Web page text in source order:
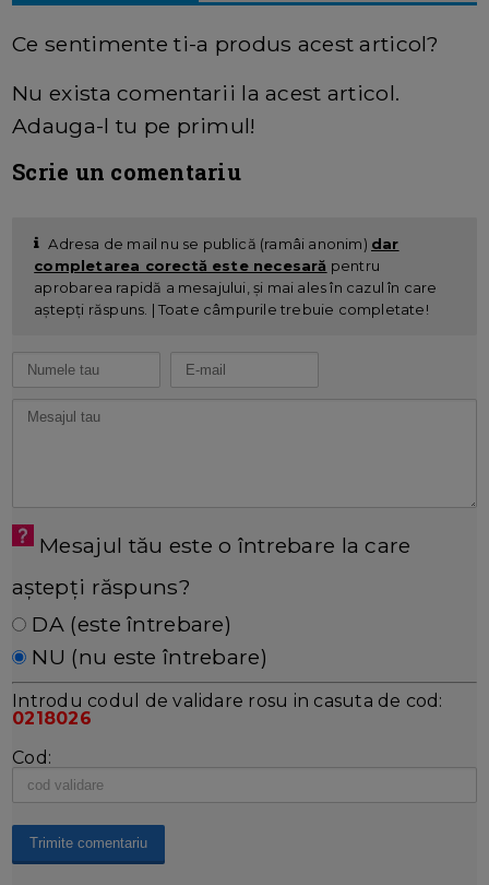
Ce sentimente ti-a produs acest articol?
Nu exista comentarii la acest articol.
Adauga-l tu pe primul!
Scrie un comentariu
Adresa de mail nu se publică (ramâi anonim) dar
completarea corectă este necesară pentru
aprobarea rapidă a mesajului, și mai ales în cazul în care
aștepți răspuns. | Toate câmpurile trebuie completate!
Mesajul tău este o întrebare la care
aștepți răspuns?
DA (este întrebare)
NU (nu este întrebare)
Introdu codul de validare rosu in casuta de cod:
0218026
Cod: